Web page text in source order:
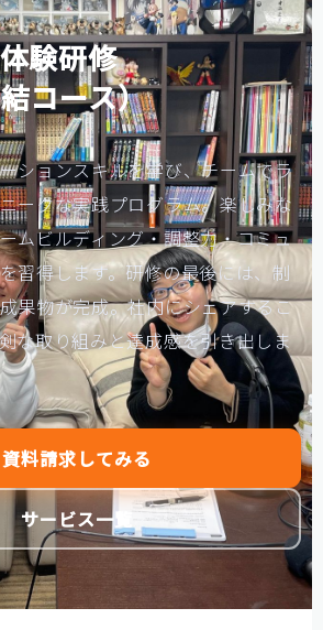
い
めました
めました
①】
②】
クリエイト様
ジネスクリエイト様】
様】
ンの課題をデータで見る
験研修
コース）
ションスキルを学び、チームでラ
ークな実践プログラム。楽しみな
ムビルディング・調整力・コミュ
習得します。研修の最後には、制
果物が完成。社内にシェアするこ
な取り組みと達成感を引き出しま
資料請求してみる
サービス一覧